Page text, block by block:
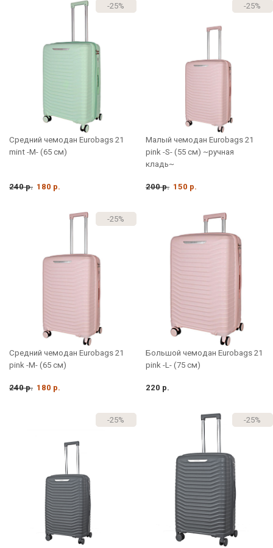
-25%
Средний чемодан Eurobags 21
mint -M- (65 см)
240 р. 180 р.
-25%
Малый чемодан Eurobags 21
pink -S- (55 см) ~ручная
кладь~
200 р. 150 р.
-25%
Средний чемодан Eurobags 21
pink -M- (65 см)
240 р. 180 р.
Большой чемодан Eurobags 21
pink -L- (75 см)
220 р.
-25% -25%